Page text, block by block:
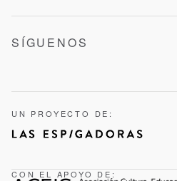
SÍGUENOS
UN PROYECTO DE:
CON EL APOYO DE: